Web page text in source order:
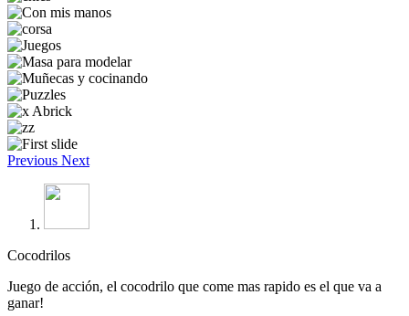
Previous Next
Cocodrilos
Juego de acción, el cocodrilo que come mas rapido es el que va a
ganar!